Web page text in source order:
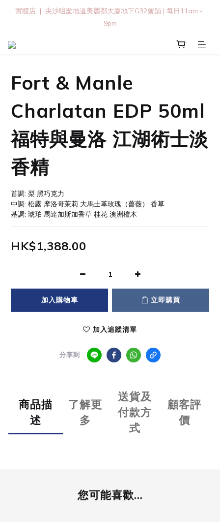
實體店  |  尖沙咀麼地道美麗都大廈地下G32號舖 | 每日11am -
9pm
Fort & Manle
Charlatan EDP 50ml
福特與曼洛 江湖術士淡
香精
首調: 梨 黑巧克力
中調: 松露 摩洛哥茉莉 大馬士革玫瑰（薔薇） 香草
基調: 琥珀 馬達加斯加香草 桂花 澳洲檀木
HK$1,388.00
加入購物車 立即購買
加入追蹤清單
分享到
商品描
述
了解更
多
送貨及
付款方
式
顧客評
價
您可能喜歡...